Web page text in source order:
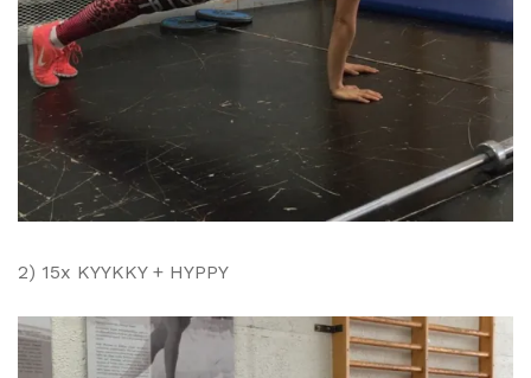
2) 15x KYYKKY + HYPPY